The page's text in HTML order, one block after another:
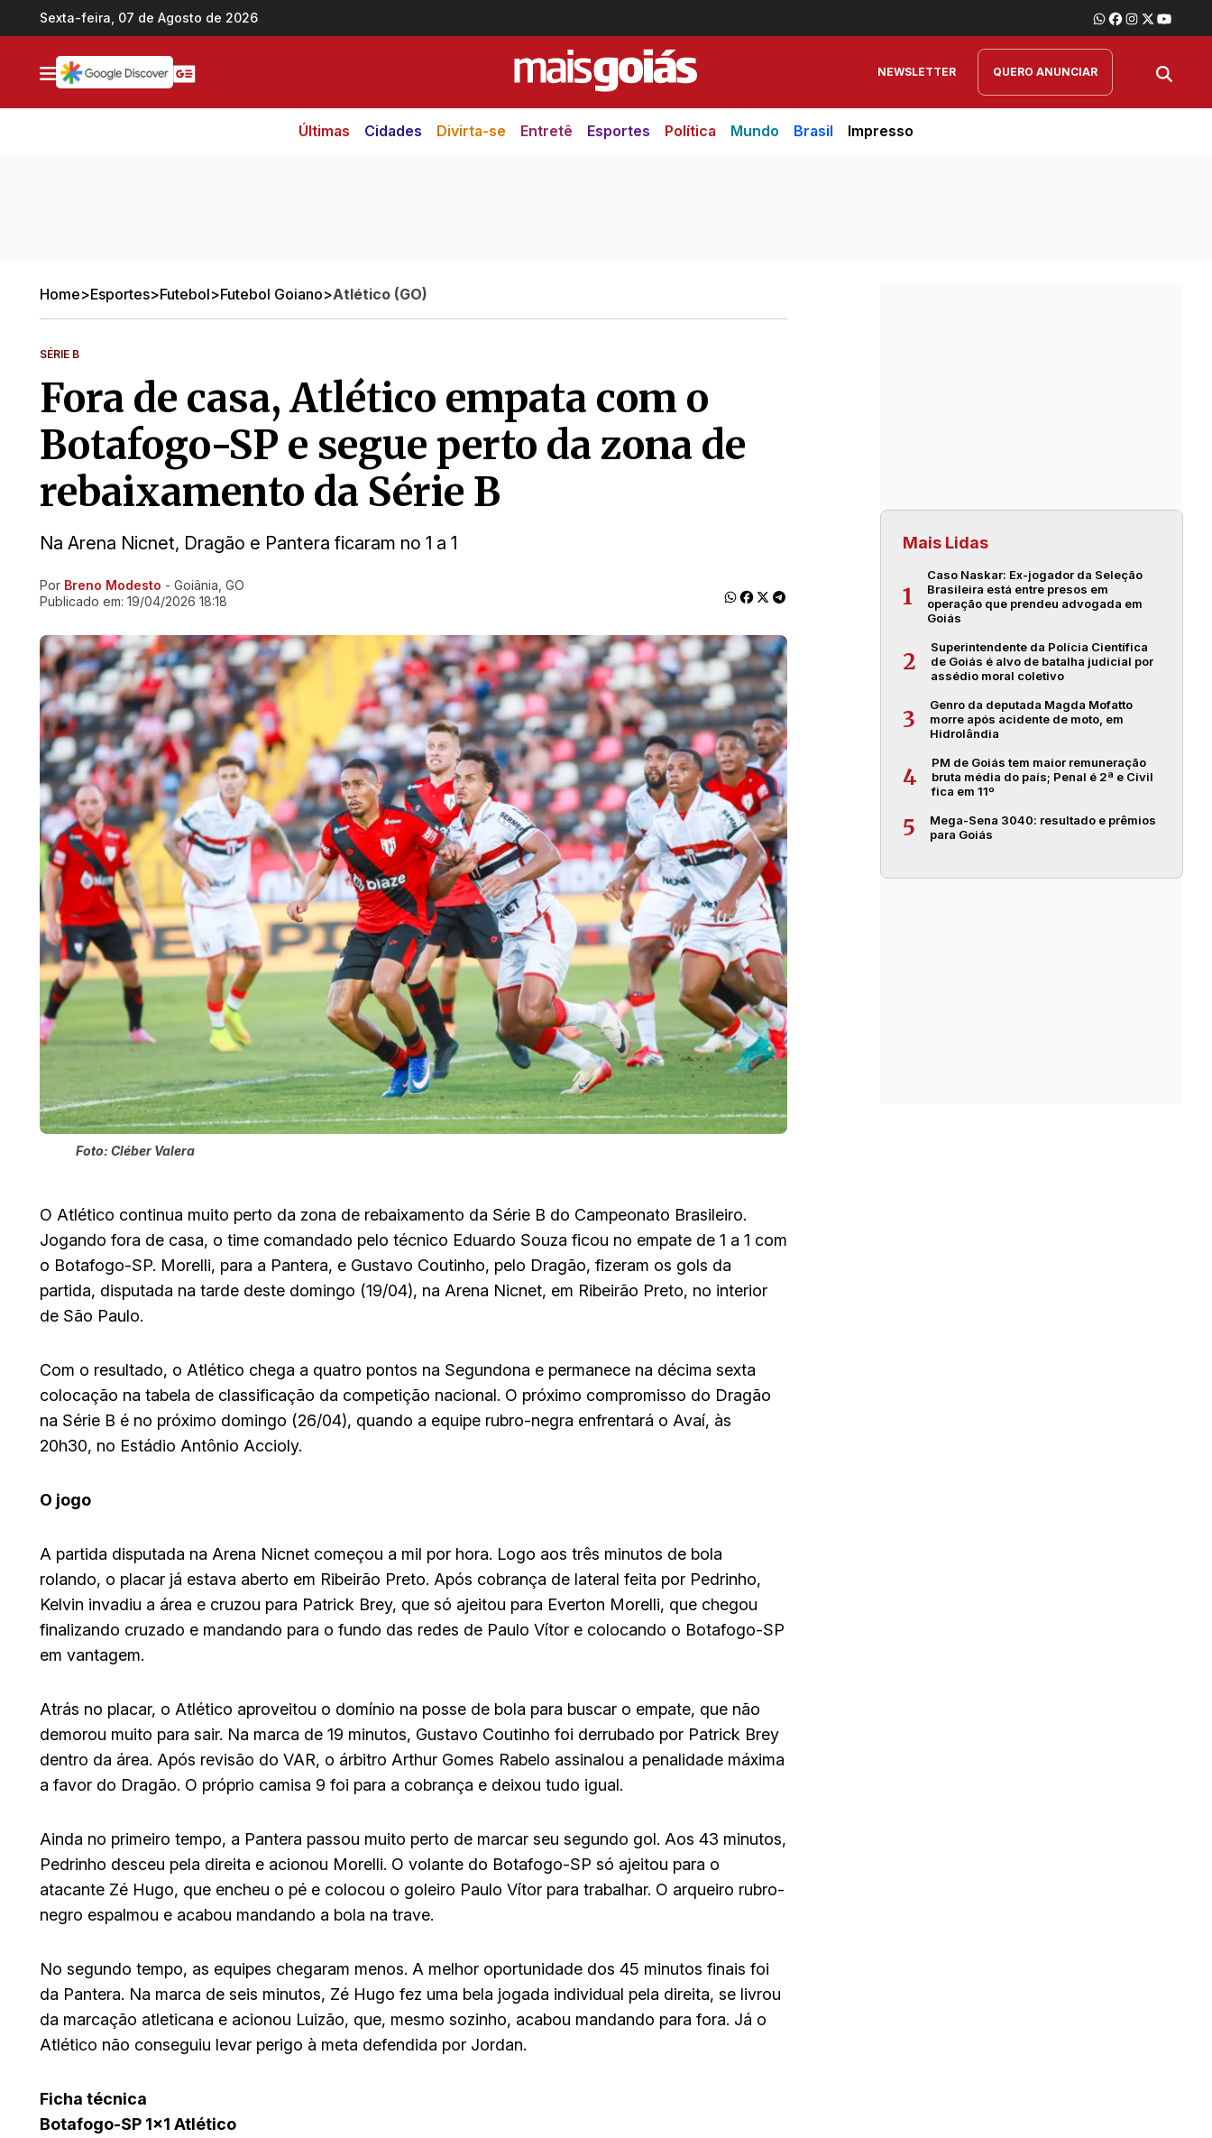
Ir direto pro conteúdo
Sexta-feira, 07 de Agosto de 2026
NEWSLETTER QUERO ANUNCIAR
Últimas Cidades Divirta-se Entretê Esportes Política Mundo Brasil Impresso
Home>Esportes>Futebol>Futebol Goiano>Atlético (GO)
SÉRIE B
Fora de casa, Atlético empata com o
Botafogo-SP e segue perto da zona de
rebaixamento da Série B
Na Arena Nicnet, Dragão e Pantera ficaram no 1 a 1
Ir direto pra matéria
Por Breno Modesto - Goiânia, GO
Publicado em: 19/04/2026 18:18
Foto: Cléber Valera
O Atlético continua muito perto da zona de rebaixamento da Série B do Campeonato Brasileiro.
Jogando fora de casa, o time comandado pelo técnico Eduardo Souza ficou no empate de 1 a 1 com
o Botafogo-SP. Morelli, para a Pantera, e Gustavo Coutinho, pelo Dragão, fizeram os gols da
partida, disputada na tarde deste domingo (19/04), na Arena Nicnet, em Ribeirão Preto, no interior
de São Paulo.
Com o resultado, o Atlético chega a quatro pontos na Segundona e permanece na décima sexta
colocação na tabela de classificação da competição nacional. O próximo compromisso do Dragão
na Série B é no próximo domingo (26/04), quando a equipe rubro-negra enfrentará o Avaí, às
20h30, no Estádio Antônio Accioly.
O jogo
A partida disputada na Arena Nicnet começou a mil por hora. Logo aos três minutos de bola
rolando, o placar já estava aberto em Ribeirão Preto. Após cobrança de lateral feita por Pedrinho,
Kelvin invadiu a área e cruzou para Patrick Brey, que só ajeitou para Everton Morelli, que chegou
finalizando cruzado e mandando para o fundo das redes de Paulo Vítor e colocando o Botafogo-SP
em vantagem.
Atrás no placar, o Atlético aproveitou o domínio na posse de bola para buscar o empate, que não
demorou muito para sair. Na marca de 19 minutos, Gustavo Coutinho foi derrubado por Patrick Brey
dentro da área. Após revisão do VAR, o árbitro Arthur Gomes Rabelo assinalou a penalidade máxima
a favor do Dragão. O próprio camisa 9 foi para a cobrança e deixou tudo igual.
Ainda no primeiro tempo, a Pantera passou muito perto de marcar seu segundo gol. Aos 43 minutos,
Pedrinho desceu pela direita e acionou Morelli. O volante do Botafogo-SP só ajeitou para o
atacante Zé Hugo, que encheu o pé e colocou o goleiro Paulo Vítor para trabalhar. O arqueiro rubro-
negro espalmou e acabou mandando a bola na trave.
No segundo tempo, as equipes chegaram menos. A melhor oportunidade dos 45 minutos finais foi
da Pantera. Na marca de seis minutos, Zé Hugo fez uma bela jogada individual pela direita, se livrou
da marcação atleticana e acionou Luizão, que, mesmo sozinho, acabou mandando para fora. Já o
Atlético não conseguiu levar perigo à meta defendida por Jordan.
Ficha técnica
Botafogo-SP 1×1 Atlético
Mais Lidas
1
Caso Naskar: Ex-jogador da Seleção
Brasileira está entre presos em
operação que prendeu advogada em
Goiás
2
Superintendente da Polícia Científica
de Goiás é alvo de batalha judicial por
assédio moral coletivo
3
Genro da deputada Magda Mofatto
morre após acidente de moto, em
Hidrolândia
4
PM de Goiás tem maior remuneração
bruta média do país; Penal é 2ª e Civil
fica em 11º
5
Mega-Sena 3040: resultado e prêmios
para Goiás